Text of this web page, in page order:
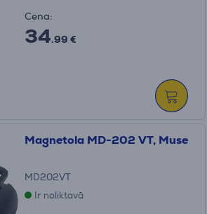
Cena:
34.99 €
Magnetola MD-202 VT, Muse
MD202VT
Ir noliktavā